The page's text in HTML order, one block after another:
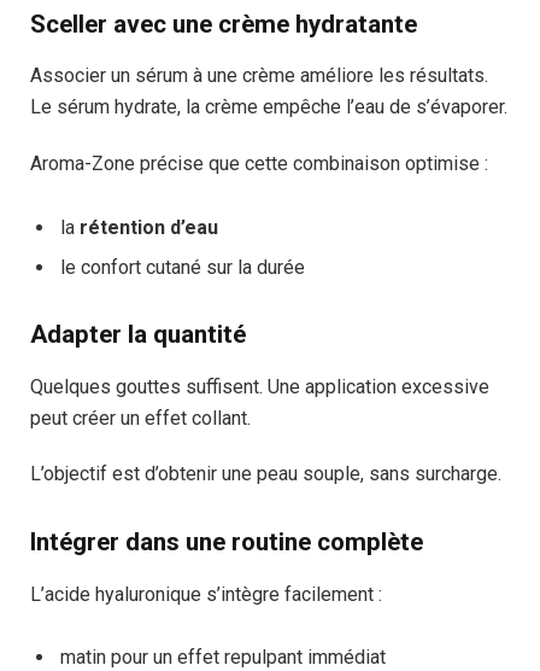
Sceller avec une crème hydratante
Associer un sérum à une crème améliore les résultats.
Le sérum hydrate, la crème empêche l’eau de s’évaporer.
Aroma-Zone précise que cette combinaison optimise :
la rétention d’eau
le confort cutané sur la durée
Adapter la quantité
Quelques gouttes suffisent. Une application excessive
peut créer un effet collant.
L’objectif est d’obtenir une peau souple, sans surcharge.
Intégrer dans une routine complète
L’acide hyaluronique s’intègre facilement :
matin pour un effet repulpant immédiat